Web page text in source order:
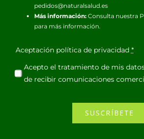
pedidos@naturalsalud.es
Más información:Consulta nuestra
para más información.
Aceptación política de privacidad *
Acepto el tratamiento de mis
de recibir comunicaciones
SUSCRÍBETE